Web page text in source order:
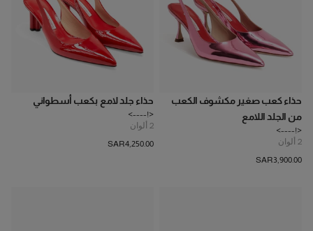
حذاء كعب صغير مكشوف الكعب
من الجلد اللامع
<!---->
2 ألوان
SAR‌3,900.00
حذاء جلد لامع بكعب أسطواني
<!---->
2 ألوان
SAR‌4,250.00